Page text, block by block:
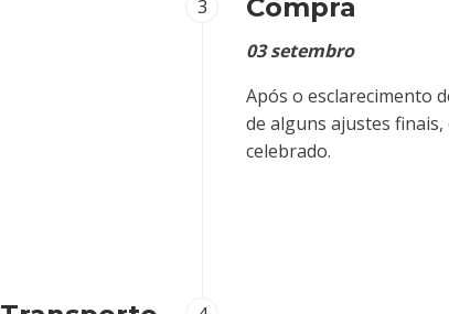
3 Compra
03 setembro
Após o esclarecimento
de alguns ajustes
celebrado.